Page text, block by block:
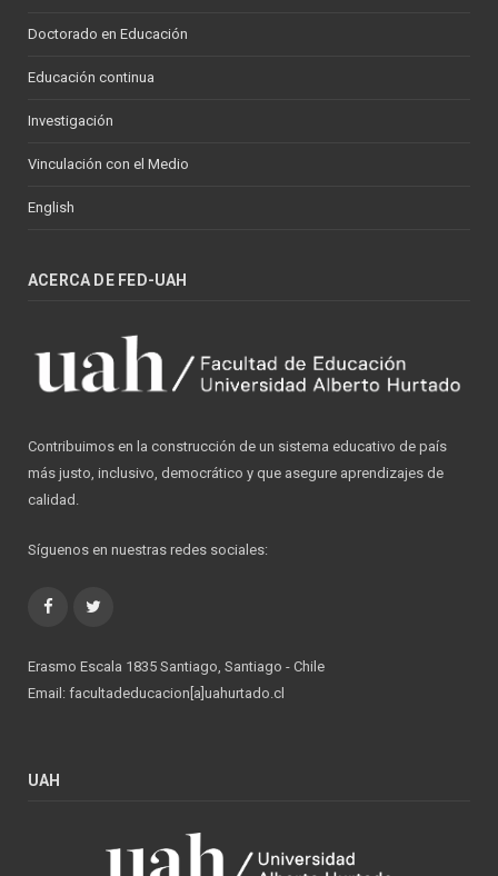
Doctorado en Educación
Educación continua
Investigación
Vinculación con el Medio
English
ACERCA DE FED-UAH
Contribuimos en la construcción de un sistema educativo de país
más justo, inclusivo, democrático y que asegure aprendizajes de
calidad.
Síguenos en nuestras redes sociales:
Facebook
Erasmo Escala 1835 Santiago, Santiago - Chile
Email: facultadeducacion[a]uahurtado.cl
UAH